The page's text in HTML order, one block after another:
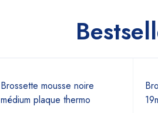
Brossette mousse noire
médium plaque thermo